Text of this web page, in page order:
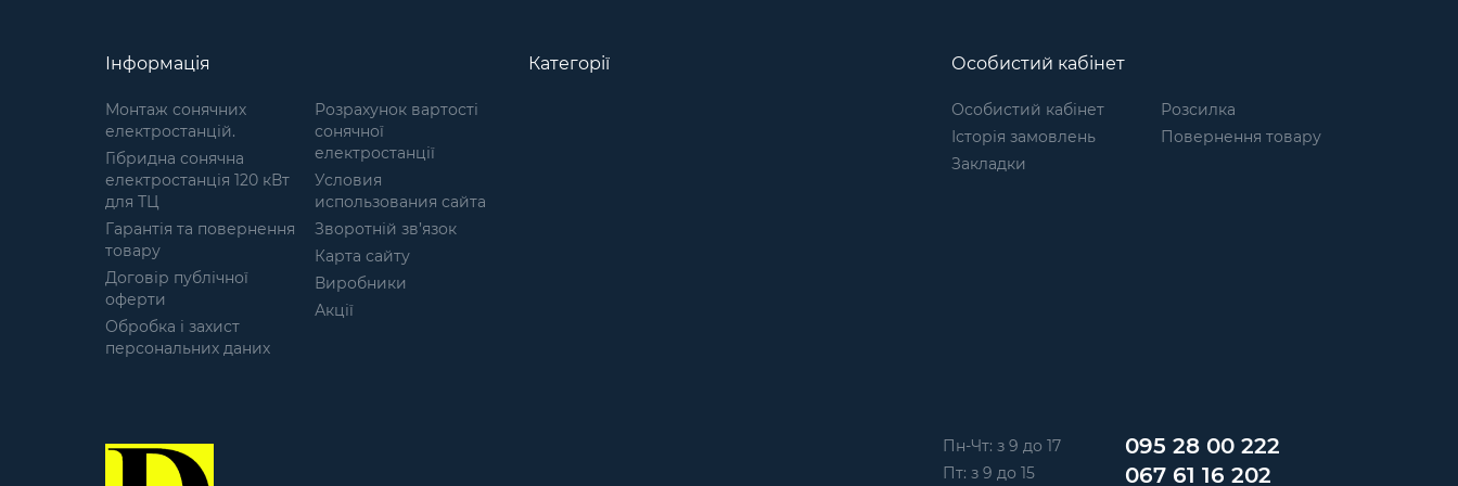
повітрі; не розкладається у
вологому середовищі;
матеріал: Спанбонд (Флізелін);
технологією виготовлення -
Laser Cut; різновид кольорів,
які підходять під більшість
місцевостей. Маскувальні
сітки широко
використовуються в даний час
і часто стають розхідним
матеріалом, тому їх ціна є
важливим фактором. Ми
являємось прямим
виробником, тому для нас
важливо тримати ціну сітки
шуршать і не видають зайвих
звуків навіть при сильному
Інформація
Монтаж сонячних
електростанцій.
Гібридна сонячна
електростанція 120 кВт
для ТЦ
Гарантія та повернення
товару
Договір публічної
оферти
Обробка і захист
персональних даних
Розрахунок вартості
сонячної
електростанції
Условия
использования сайта
Зворотній зв’язок
Карта сайту
Виробники
Акції
Категорії Особистий кабінет
Особистий кабінет
Історія замовлень
Закладки
Розсилка
Повернення товару
Пн-Чт: з 9 до 17
Пт: з 9 до 15
095 28 00 222
067 61 16 202